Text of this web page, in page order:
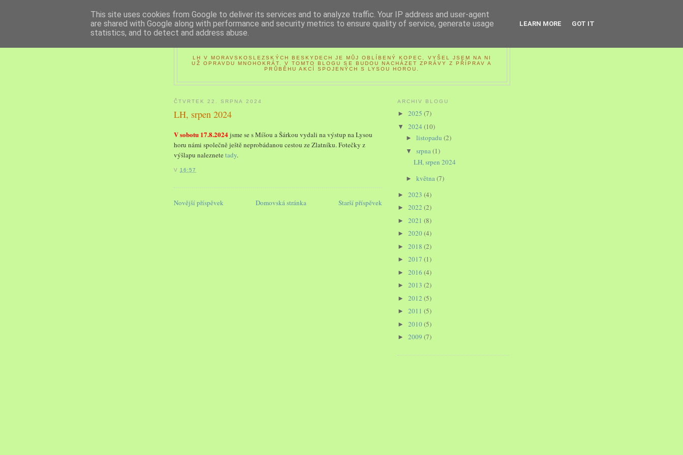
LH V MORAVSKOSLEZSKÝCH BESKYDECH JE MŮJ OBLÍBENÝ KOPEC, VYŠEL JSEM NA NI
UŽ OPRAVDU MNOHOKRÁT. V TOMTO BLOGU SE BUDOU NACHÁZET ZPRÁVY Z PŘÍPRAV A
PRŮBĚHU AKCÍ SPOJENÝCH S LYSOU HOROU.
ČTVRTEK 22. SRPNA 2024
LH, srpen 2024
V sobotu 17.8.2024jsme se s Míšou a Šárkou vydali na výstup na Lysou
horu námi společně ještě neprobádanou cestou ze Zlatníku. Fotečky z
výšlapu naleznetetady.
V 16:57
Novější příspěvek Starší příspěvek
Domovská stránka
ARCHIV BLOGU
► 2025 (7)
▼ 2024 (10)
► listopadu (2)
▼ srpna (1)
LH, srpen 2024
► května(7)
► 2023 (4)
► 2022 (2)
► 2021 (8)
► 2020 (4)
► 2018 (2)
► 2017 (1)
► 2016 (4)
► 2013 (2)
► 2012 (5)
► 2011 (5)
► 2010 (5)
► 2009 (7)
This site uses cookies from Google to deliver its services and to analyze traffic. Your IP address and user-agent
are shared with Google along with performance and security metrics to ensure quality of service, generate usage
statistics, and to detect and address abuse.
LEARN MORE GOT IT